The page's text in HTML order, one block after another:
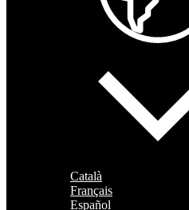
Català
Français
Español